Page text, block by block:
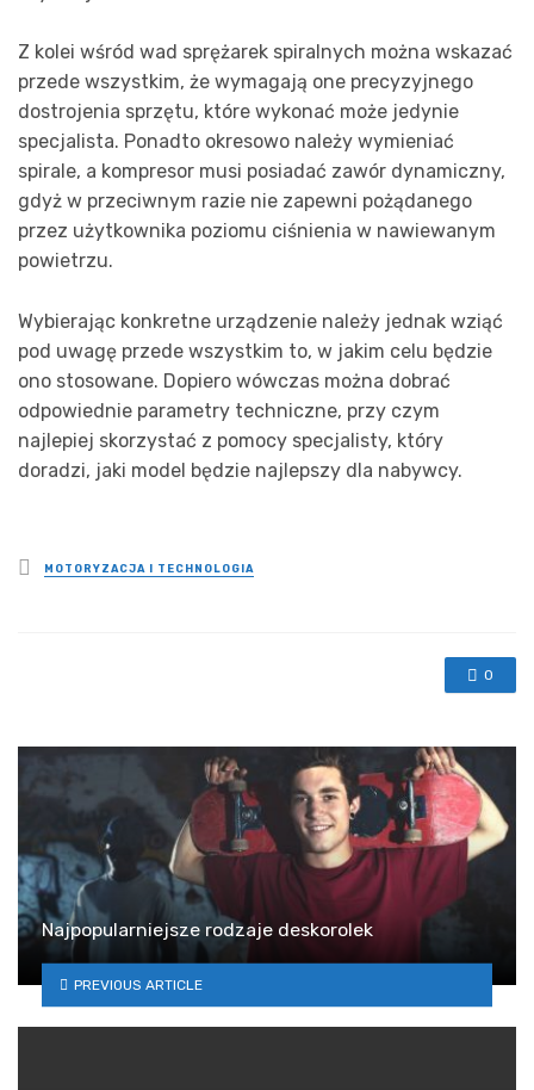
Z kolei wśród wad sprężarek spiralnych można wskazać
przede wszystkim, że wymagają one precyzyjnego
dostrojenia sprzętu, które wykonać może jedynie
specjalista. Ponadto okresowo należy wymieniać
spirale, a kompresor musi posiadać zawór dynamiczny,
gdyż w przeciwnym razie nie zapewni pożądanego
przez użytkownika poziomu ciśnienia w nawiewanym
powietrzu.
Wybierając konkretne urządzenie należy jednak wziąć
pod uwagę przede wszystkim to, w jakim celu będzie
ono stosowane. Dopiero wówczas można dobrać
odpowiednie parametry techniczne, przy czym
najlepiej skorzystać z pomocy specjalisty, który
doradzi, jaki model będzie najlepszy dla nabywcy.
Posted
in
MOTORYZACJA I TECHNOLOGIA
0
Najpopularniejsze rodzaje deskorolek
PREVIOUS ARTICLE